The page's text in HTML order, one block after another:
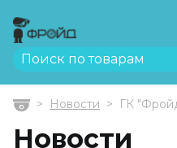
ГлавнаяНовости ГК
Новости